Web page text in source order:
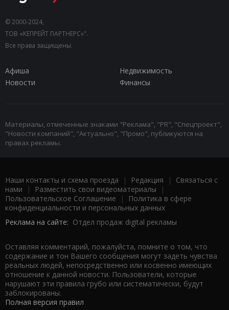
© 2000-2024,
ТОВ «КЕПРЕЙТ ПАРТНЕРС»".
Все права защищены.
Афиша
Недвижимость
Новости
Финансы
Материалы, отмеченные знаками "Реклама", "PR", "Спецпроект",
"Новости компаний", "Актуально", "Промо", публикуются на
правах рекламы.
Наши контакты и схема проезда | Редакция | Связаться с
нами | Разместить свои видеоматериалы |
Пользовательское Соглашение |
Политика в сфере
конфиденциальности и персональных данных
Реклама на сайте: Отдел продаж digital рекламы
Оставляя комментарий, пожалуйста, помните о том, что
содержание и тон Вашего сообщения могут задеть чувства
реальных людей, непосредственно или косвенно имеющих
отношение к данной новости. Пользователи, которые
нарушают эти правила грубо или систематически, будут
заблокированы.
Полная версия правил